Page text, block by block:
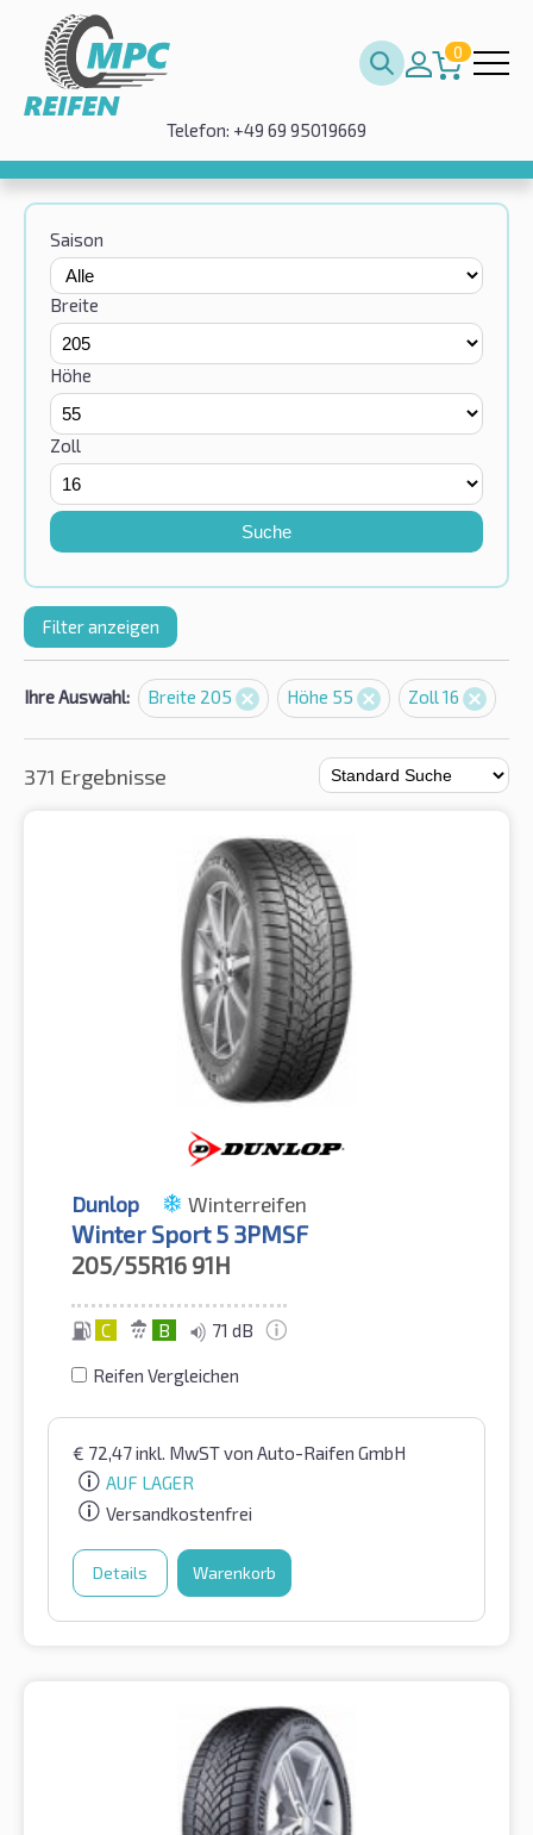
0
Telefon: +49 69 95019669
Saison
Breite
Höhe
Zoll
Suche
Filter anzeigen
Ihre Auswahl: Breite 205 Höhe 55 Zoll 16
371 Ergebnisse
Dunlop Winterreifen
Winter Sport 5 3PMSF
205/55R16 91H
C B 71 dB
Reifen Vergleichen
€ 72,47inkl. MwSTvon Auto-Raifen GmbH
AUF LAGER
Versandkostenfrei
Details Warenkorb